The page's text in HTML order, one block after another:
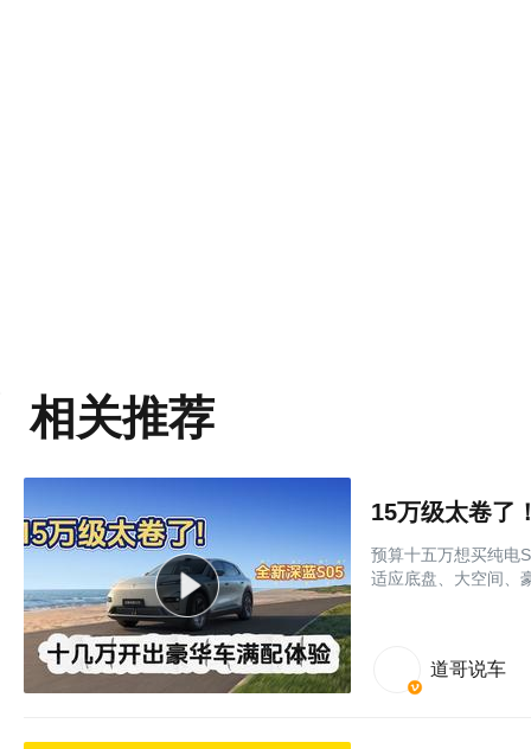
相关推荐
预算十五万想买纯电
适应底盘、大空间、
道哥说车